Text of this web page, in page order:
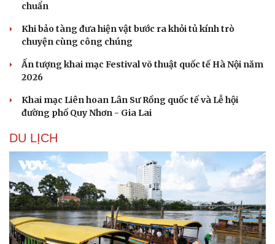
chuẩn
Khi bảo tàng đưa hiện vật bước ra khỏi tủ kính trò
chuyện cùng công chúng
Ấn tượng khai mạc Festival võ thuật quốc tế Hà Nội năm
2026
Khai mạc Liên hoan Lân Sư Rồng quốc tế và Lễ hội
đường phố Quy Nhơn - Gia Lai
DU LỊCH